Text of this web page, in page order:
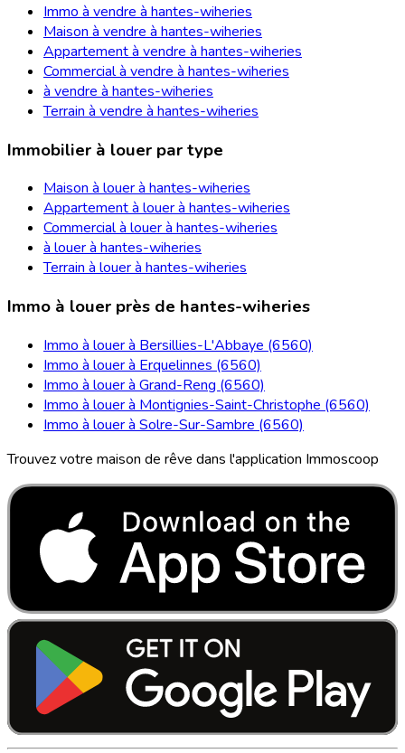
Immo à vendre à hantes-wiheries
Maison à vendre à hantes-wiheries
Appartement à vendre à hantes-wiheries
Commercial à vendre à hantes-wiheries
à vendre à hantes-wiheries
Terrain à vendre à hantes-wiheries
Immobilier à louer par type
Maison à louer à hantes-wiheries
Appartement à louer à hantes-wiheries
Commercial à louer à hantes-wiheries
à louer à hantes-wiheries
Terrain à louer à hantes-wiheries
Immo à louer près de hantes-wiheries
Immo à louer à Bersillies-L'Abbaye (6560)
Immo à louer à Erquelinnes (6560)
Immo à louer à Grand-Reng (6560)
Immo à louer à Montignies-Saint-Christophe (6560)
Immo à louer à Solre-Sur-Sambre (6560)
Trouvez votre maison de rêve dans l'application Immoscoop